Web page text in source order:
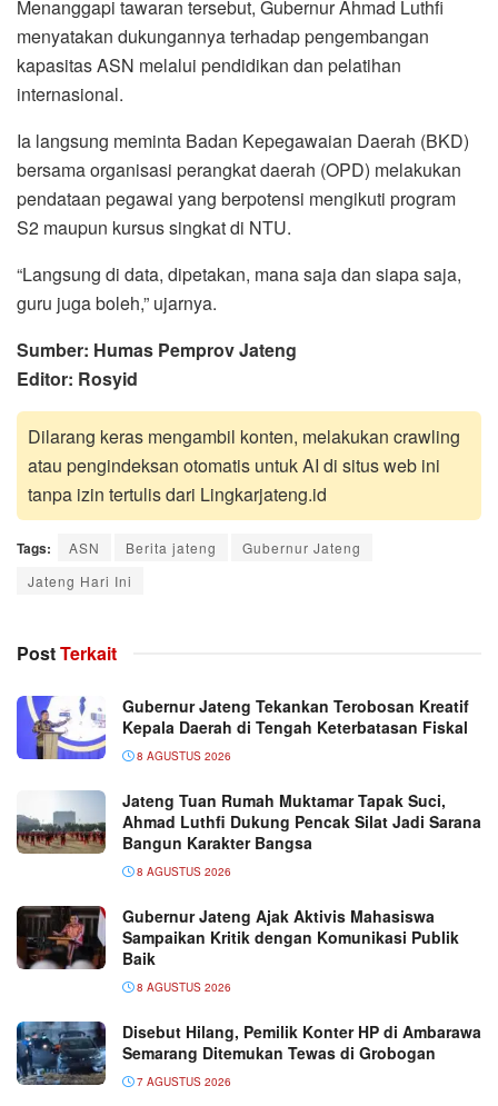
Menanggapi tawaran tersebut, Gubernur Ahmad Luthfi
menyatakan dukungannya terhadap pengembangan
kapasitas ASN melalui pendidikan dan pelatihan
internasional.
Ia langsung meminta Badan Kepegawaian Daerah (BKD)
bersama organisasi perangkat daerah (OPD) melakukan
pendataan pegawai yang berpotensi mengikuti program
S2 maupun kursus singkat di NTU.
“Langsung di data, dipetakan, mana saja dan siapa saja,
guru juga boleh,” ujarnya.
Sumber: Humas Pemprov Jateng
Editor: Rosyid
Dilarang keras mengambil konten, melakukan crawling
atau pengindeksan otomatis untuk AI di situs web ini
tanpa izin tertulis dari Lingkarjateng.id
Tags: ASN Berita jateng
Gubernur Jateng
Jateng Hari Ini
PostTerkait
Gubernur Jateng Tekankan Terobosan Kreatif
Kepala Daerah di Tengah Keterbatasan Fiskal
8 AGUSTUS 2026
Jateng Tuan Rumah Muktamar Tapak Suci,
Ahmad Luthfi Dukung Pencak Silat Jadi Sarana
Bangun Karakter Bangsa
8 AGUSTUS 2026
Gubernur Jateng Ajak Aktivis Mahasiswa
Sampaikan Kritik dengan Komunikasi Publik
Baik
8 AGUSTUS 2026
Disebut Hilang, Pemilik Konter HP di Ambarawa
Semarang Ditemukan Tewas di Grobogan
7 AGUSTUS 2026